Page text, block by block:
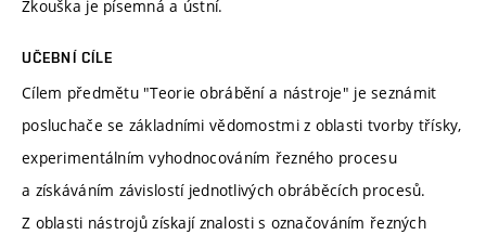
Zkouška je písemná a ústní.
UČEBNÍ CÍLE
Cílem předmětu "Teorie obrábění a nástroje" je seznámit
posluchače se základními vědomostmi z oblasti tvorby třísky,
experimentálním vyhodnocováním řezného procesu
a získáváním závislostí jednotlivých obráběcích procesů.
Z oblasti nástrojů získají znalosti s označováním řezných